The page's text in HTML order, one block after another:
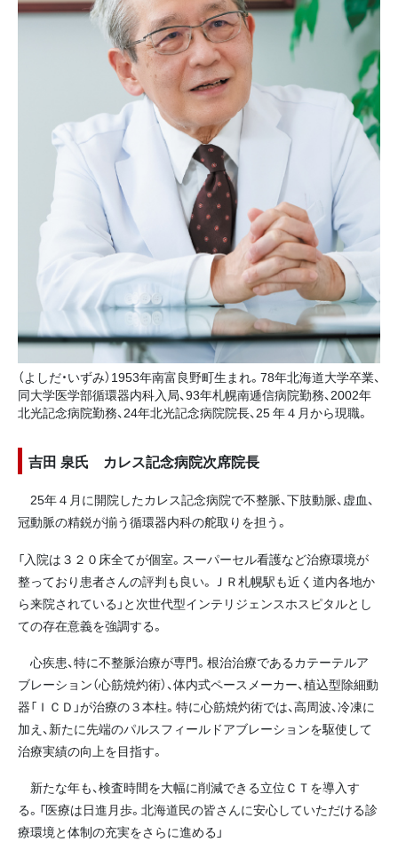
（よしだ・いずみ）1953年南富良野町生まれ。78年北海道大学卒業、
同大学医学部循環器内科入局、93年札幌南逓信病院勤務、2002年
北光記念病院勤務、24年北光記念病院院長、25 年４月から現職。
吉田 泉氏 カレス記念病院次席院長
25年４月に開院したカレス記念病院で不整脈、下肢動脈、虚血、
冠動脈の精鋭が揃う循環器内科の舵取りを担う。
「入院は３２０床全てが個室。スーパーセル看護など治療環境が
整っており患者さんの評判も良い。ＪＲ札幌駅も近く道内各地か
ら来院されている」と次世代型インテリジェンスホスピタルとし
ての存在意義を強調する。
心疾患、特に不整脈治療が専門。根治治療であるカテーテルア
ブレーション（心筋焼灼術）、体内式ペースメーカー、植込型除細動
器「ＩＣＤ」が治療の３本柱。特に心筋焼灼術では、高周波、冷凍に
加え、新たに先端のパルスフィールドアブレーションを駆使して
治療実績の向上を目指す。
新たな年も、検査時間を大幅に削減できる立位ＣＴを導入す
る。「医療は日進月歩。北海道民の皆さんに安心していただける診
療環境と体制の充実をさらに進める」